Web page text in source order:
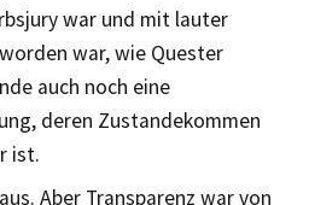
war und mit lauter
war, wie Quester
auch noch eine
deren Zustandekommen
ist.
Aber Transparenz war von